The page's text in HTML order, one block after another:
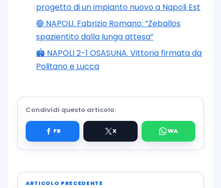
progetto di un impianto nuovo a Napoli Est
🔵 NAPOLI. Fabrizio Romano: “Zeballos
spazientito dalla lunga attesa”
🏟️ NAPOLI 2-1 OSASUNA. Vittoria firmata da
Politano e Lucca
Condividi questo articolo:
ARTICOLO PRECEDENTE